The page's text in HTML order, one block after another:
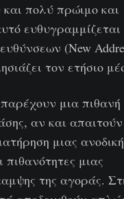
πολύ πρώιμο και
ευθυγραμμίζεται
(New
τον ετήσιο
μια πιθανή
αν και
μιας
μιας
της αγοράς.